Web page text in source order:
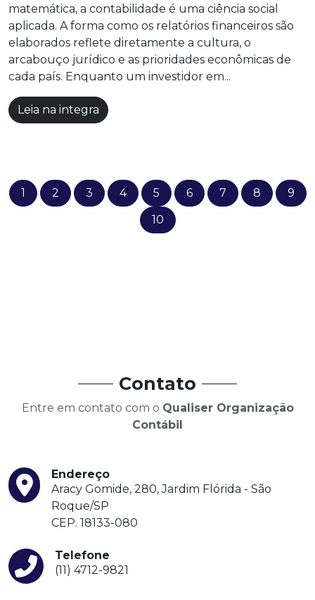
matemática, a contabilidade é uma ciência social
aplicada. A forma como os relatórios financeiros são
elaborados reflete diretamente a cultura, o
arcabouço jurídico e as prioridades econômicas de
cada país. Enquanto um investidor em...
Leia na integra
1 2 3 4 5 6 7 8
9
10
Contato
Entre em contato com o Qualiser Organização
Contábil
Endereço
Aracy Gomide, 280, Jardim Flórida - São
Roque/SP
CEP. 18133-080
Telefone
(11) 4712-9821